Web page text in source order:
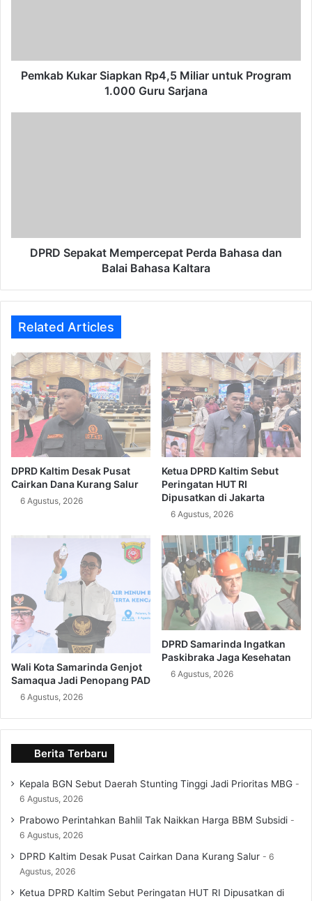
Guru
Sarjana
Pemkab Kukar Siapkan Rp4,5 Miliar untuk Program
1.000 Guru Sarjana
Kaltara
DPRD Sepakat Mempercepat Perda Bahasa dan
Balai Bahasa Kaltara
Related Articles
DPRD Kaltim Desak Pusat
Cairkan Dana Kurang Salur
6 Agustus, 2026
Ketua DPRD Kaltim Sebut
Peringatan HUT RI
Dipusatkan di Jakarta
6 Agustus, 2026
Wali Kota Samarinda Genjot
Samaqua Jadi Penopang PAD
6 Agustus, 2026
DPRD Samarinda Ingatkan
Paskibraka Jaga Kesehatan
6 Agustus, 2026
Berita Terbaru
Kepala BGN Sebut Daerah Stunting Tinggi Jadi Prioritas MBG
6 Agustus, 2026
Prabowo Perintahkan Bahlil Tak Naikkan Harga BBM Subsidi
6 Agustus, 2026
DPRD Kaltim Desak Pusat Cairkan Dana Kurang Salur
6
Agustus, 2026
Ketua DPRD Kaltim Sebut Peringatan HUT RI Dipusatkan di